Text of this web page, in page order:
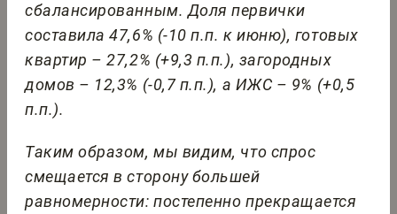
сбалансированным. Доля первички
составила 47,6% (-10 п.п. к июню), готовых
квартир – 27,2% (+9,3 п.п.), загородных
домов – 12,3% (-0,7 п.п.), а ИЖС – 9% (+0,5
п.п.).
Таким образом, мы видим, что спрос
смещается в сторону большей
равномерности: постепенно прекращается